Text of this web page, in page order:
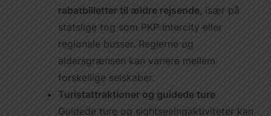
rabatbilletter til ældre rejsende, især på
statslige tog som PKP Intercity eller
regionale busser. Reglerne og
aldersgrænsen kan variere mellem
forskellige selskaber.
Turistattraktioner og guidede ture
Guidede ture og sightseeingaktiviteter kan